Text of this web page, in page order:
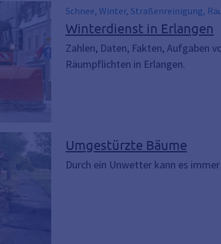
Schnee, Winter, Straßenreinigung,
Schnee räumen, Schnee kehren
Winterdienst in Erlangen
Zahlen, Daten, Fakten, Aufgaben
Räumpflichten in Erlangen.
Umgestürzte Bäume
Durch ein Unwetter kann es